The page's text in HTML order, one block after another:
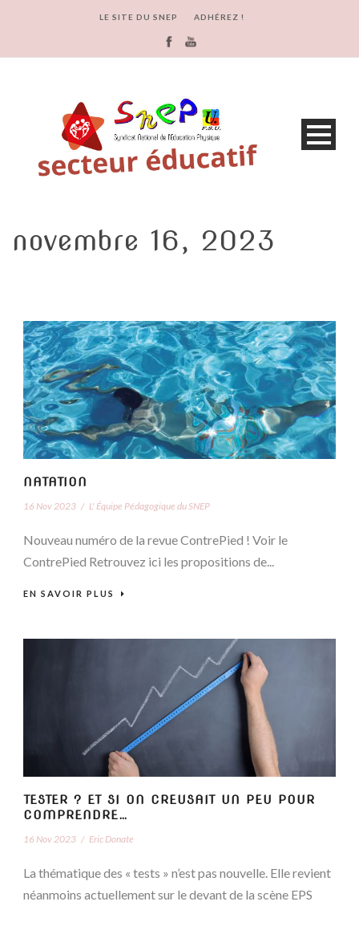
LE SITE DU SNEP ADHÉREZ !
novembre 16, 2023
NATATION
16 Nov 2023 / L' Équipe Pédagogique du SNEP
Nouveau numéro de la revue ContrePied ! Voir le
ContrePied Retrouvez ici les propositions de...
EN SAVOIR PLUS
TESTER ? ET SI ON CREUSAIT UN PEU POUR
COMPRENDRE…
16 Nov 2023 / Eric Donate
La thématique des « tests » n’est pas nouvelle. Elle revient
néanmoins actuellement sur le devant de la scène EPS